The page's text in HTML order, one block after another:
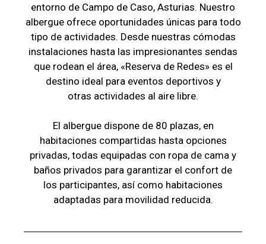
entorno de Campo de Caso, Asturias. Nuestro
albergue ofrece oportunidades únicas para todo
tipo de actividades. Desde nuestras cómodas
instalaciones hasta las impresionantes sendas
que rodean el área, «Reserva de Redes» es el
destino ideal para eventos deportivos y
otras actividades al aire libre.
El albergue dispone de 80 plazas, en
habitaciones compartidas hasta opciones
privadas, todas equipadas con ropa de cama y
baños privados para garantizar el confort de
los participantes, así como habitaciones
adaptadas para movilidad reducida.